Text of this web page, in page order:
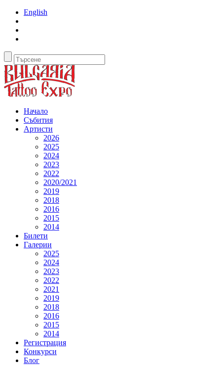
English
Начало
Събития
Артисти
2026
2025
2024
2023
2022
2020/2021
2019
2018
2016
2015
2014
Билети
Галерии
2025
2024
2023
2022
2021
2019
2018
2016
2015
2014
Регистрация
Конкурси
Блог